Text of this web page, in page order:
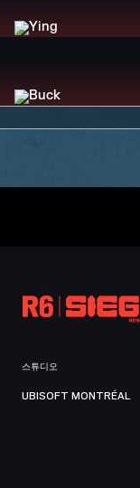
스튜디오
UBISOFT MONTRÉAL